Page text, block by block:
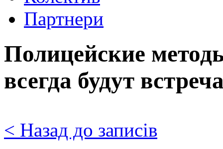
Партнери
Полицейские
всегда будут
< Назад до записів